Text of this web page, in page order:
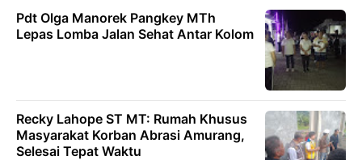
Pdt Olga Manorek Pangkey MTh
Lepas Lomba Jalan Sehat Antar Kolom
Recky Lahope ST MT: Rumah Khusus
Masyarakat Korban Abrasi Amurang,
Selesai Tepat Waktu